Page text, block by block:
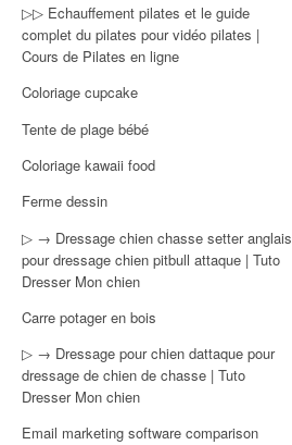
▷▷ Echauffement pilates et le guide
complet du pilates pour vidéo pilates |
Cours de Pilates en ligne
Coloriage cupcake
Tente de plage bébé
Coloriage kawaii food
Ferme dessin
▷ → Dressage chien chasse setter anglais
pour dressage chien pitbull attaque | Tuto
Dresser Mon chien
Carre potager en bois
▷ → Dressage pour chien dattaque pour
dressage de chien de chasse | Tuto
Dresser Mon chien
Email marketing software comparison